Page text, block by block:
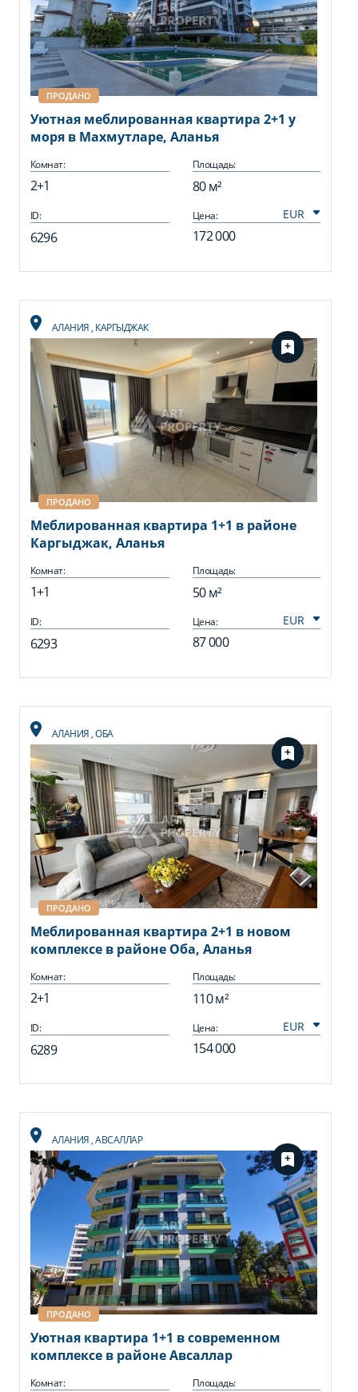
ПРОДАНО
Уютная меблированная квартира 2+1 у
моря в Махмутларе, Аланья
Комнат:
2+1
Площадь:
80 м²
ID:
6296
Цена:
172 000
АЛАНИЯ, КАРГЫДЖАК
ПРОДАНО
Меблированная квартира 1+1 в районе
Каргыджак, Аланья
Комнат:
1+1
Площадь:
50 м²
ID:
6293
Цена:
87 000
АЛАНИЯ,ОБА
ПРОДАНО
Меблированная квартира 2+1 в новом
комплексе в районе Обa, Аланья
Комнат:
2+1
Площадь:
110 м²
ID:
6289
Цена:
154 000
АЛАНИЯ,АВСАЛЛАР
ПРОДАНО
Уютная квартира 1+1 в современном
комплексе в районе Авсаллар
Комнат: Площадь: